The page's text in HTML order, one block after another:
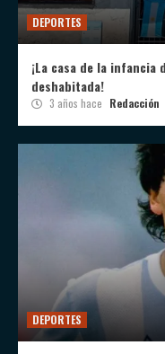
DEPORTES
¡La casa de la infancia
deshabitada!
3 años hace Redacción
DEPORTES